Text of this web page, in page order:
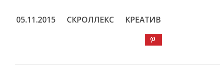
05.11.2015 СКРОЛЛЕКС КРЕАТИВ